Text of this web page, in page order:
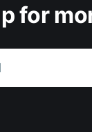
for